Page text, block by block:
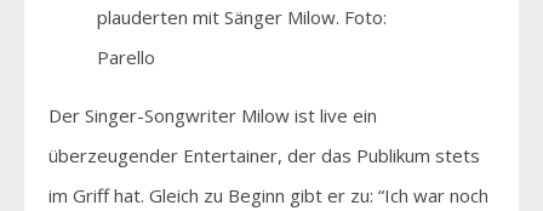
plauderten mit Sänger Milow. Foto:
Parello
Der Singer-Songwriter Milow ist live ein
überzeugender Entertainer, der das Publikum stets
im Griff hat. Gleich zu Beginn gibt er zu: “Ich war noch